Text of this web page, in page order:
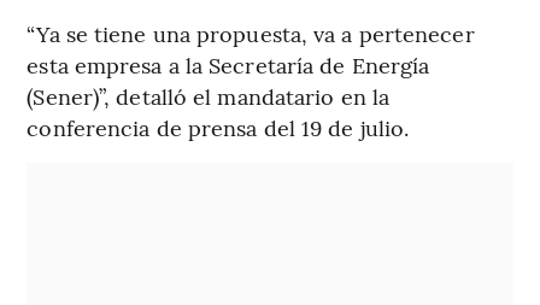
“Ya se tiene una propuesta, va a pertenecer
esta empresa a la Secretaría de Energía
(Sener)”, detalló el mandatario en la
conferencia de prensa del 19 de julio.